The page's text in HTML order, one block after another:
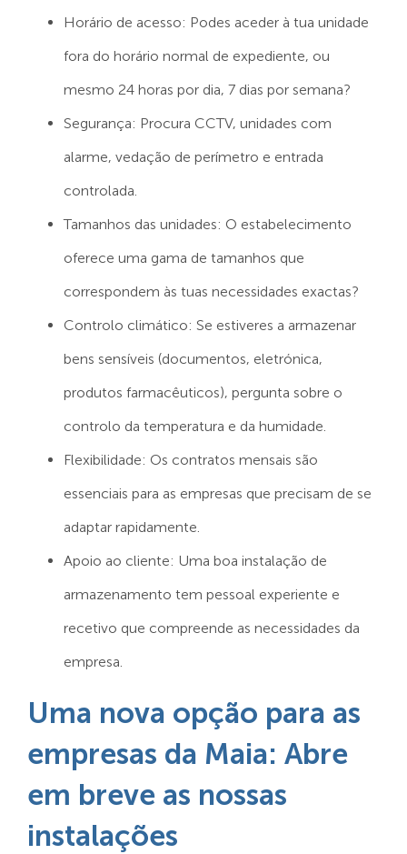
Horário de acesso: Podes aceder à tua unidade
fora do horário normal de expediente, ou
mesmo 24 horas por dia, 7 dias por semana?
Segurança: Procura CCTV, unidades com
alarme, vedação de perímetro e entrada
controlada.
Tamanhos das unidades: O estabelecimento
oferece uma gama de tamanhos que
correspondem às tuas necessidades exactas?
Controlo climático: Se estiveres a armazenar
bens sensíveis (documentos, eletrónica,
produtos farmacêuticos), pergunta sobre o
controlo da temperatura e da humidade.
Flexibilidade: Os contratos mensais são
essenciais para as empresas que precisam de se
adaptar rapidamente.
Apoio ao cliente: Uma boa instalação de
armazenamento tem pessoal experiente e
recetivo que compreende as necessidades da
empresa.
Uma nova opção para as
empresas da Maia: Abre
em breve as nossas
instalações